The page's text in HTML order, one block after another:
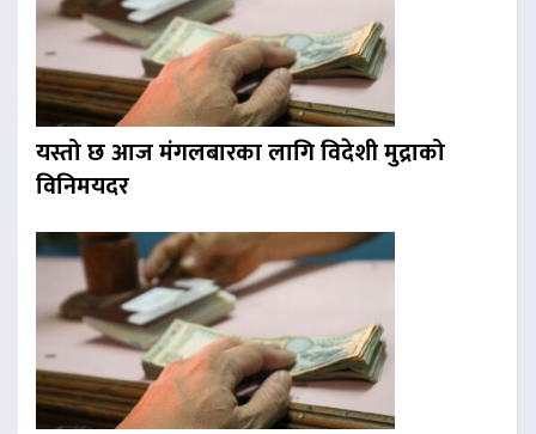
यस्तो छ आज मंगलबारका लागि विदेशी मुद्राको
विनिमयदर